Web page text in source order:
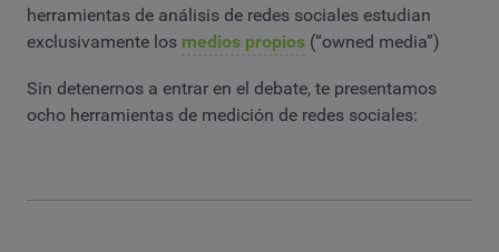
herramientas de análisis de redes sociales estudian
exclusivamente los medios propios (“owned media”)
Sin detenernos a entrar en el debate, te presentamos
ocho herramientas de medición de redes sociales: